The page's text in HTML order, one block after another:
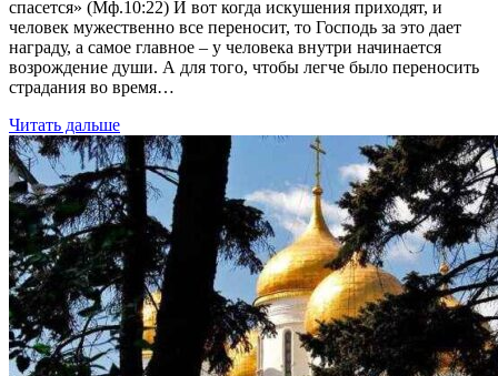
спасется» (Мф.10:22) И вот когда искушения приходят, и
человек мужественно все переносит, то Господь за это дает
награду, а самое главное – у человека внутри начинается
возрождение души. А для того, чтобы легче было переносить
страдания во время…
Читать дальше